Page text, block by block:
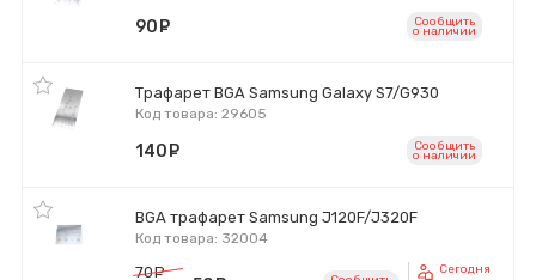
90 Сообщить
o наличии
Трафарет BGA Samsung Galaxy S7/G930
Код товара: 29605
140 Сообщить
o наличии
BGA трафарет Samsung J120F/J320F
Код товара: 32004
70 руб.
Сегодня